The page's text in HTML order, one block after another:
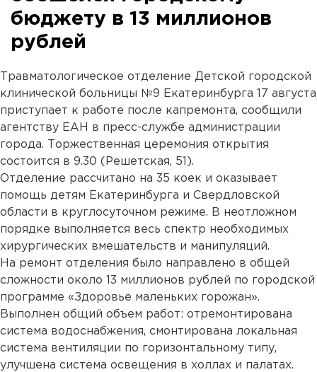
бюджету в 13 миллионов
рублей
Травматологическое отделение Детской городской
клинической больницы №9 Екатеринбурга 17 августа
приступает к работе после капремонта, сообщили
агентству ЕАН в пресс-службе администрации
города. Торжественная церемония открытия
состоится в 9.30 (Решетская, 51).
Отделение рассчитано на 35 коек и оказывает
помощь детям Екатеринбурга и Свердловской
области в круглосуточном режиме. В неотложном
порядке выполняется весь спектр необходимых
хирургических вмешательств и манипуляций.
На ремонт отделения было направлено в общей
сложности около 13 миллионов рублей по городской
программе «Здоровье маленьких горожан».
Выполнен общий объем работ: отремонтирована
система водоснабжения, смонтирована локальная
система вентиляции по горизонтальному типу,
улучшена система освещения в холлах и палатах.